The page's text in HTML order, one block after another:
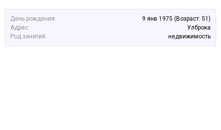
День рождения: 9 янв 1975 (Возраст: 51)
Адрес:
Улброка
Род занятий:
недвижимость